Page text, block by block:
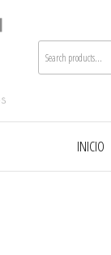
INICIO